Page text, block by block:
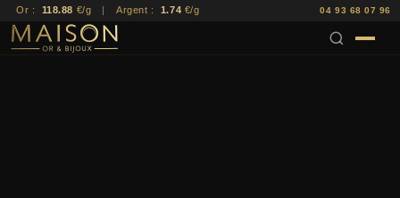
Or : 118.88 €/g | Argent : 1.74 €/g 04 93 68 07 96